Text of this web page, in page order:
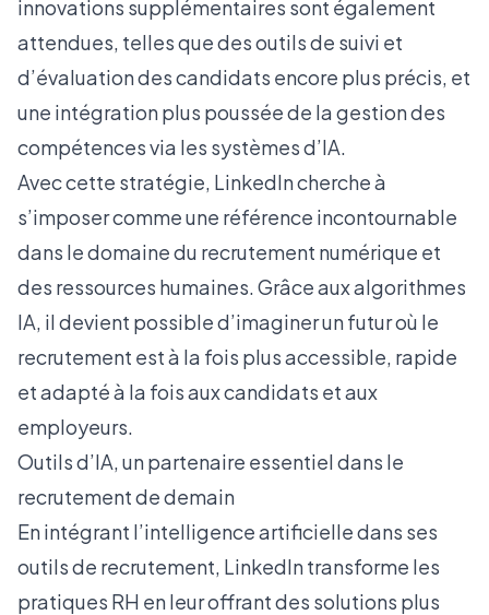
innovations supplémentaires sont également
attendues, telles que des outils de suivi et
d’évaluation des candidats encore plus précis, et
une intégration plus poussée de la gestion des
compétences via les systèmes d’IA.
Avec cette stratégie, LinkedIn cherche à
s’imposer comme une référence incontournable
dans le domaine du recrutement numérique et
des ressources humaines. Grâce aux algorithmes
IA, il devient possible d’imaginer un futur où le
recrutement est à la fois plus accessible, rapide
et adapté à la fois aux candidats et aux
employeurs.
Outils d’IA, un partenaire essentiel dans le
recrutement de demain
En intégrant l’intelligence artificielle dans ses
outils de recrutement, LinkedIn transforme les
pratiques RH en leur offrant des solutions plus